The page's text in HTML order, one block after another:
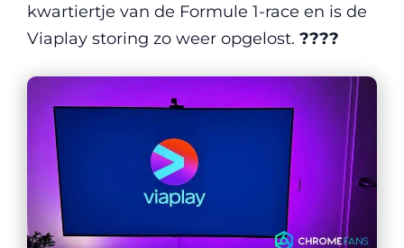
kwartiertje van de Formule 1-race en is de
Viaplay storing zo weer opgelost. ????